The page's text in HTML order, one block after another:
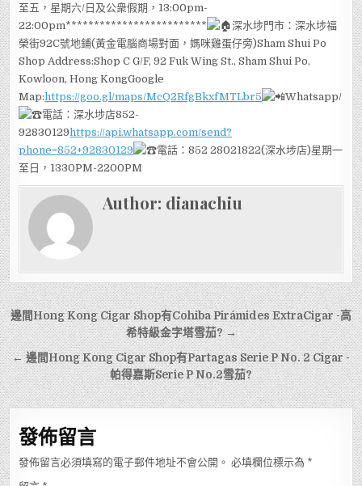
至五，星期六/日及公衆假期，13:00pm-
22:00pm*************************
深水埗門市：深水埗福
榮街92C號地鋪(黃金電腦商場對面，媽咪雞蛋仔旁)Sham Shui Po
Shop Address:Shop C G/F, 92 Fuk Wing St., Sham Shui Po,
Kowloon, Hong KongGoogle
Map:https://goo.gl/maps/McQ2RfgBkxfMTLbr5
Whatsapp/
電話：深水埗店852-
92830129https://api.whatsapp.com/send?
phone=852+92830129
電話：852 28021822(深水埗店)星期一
至日，1330PM-2200PM
Author: dianachiu
文
章
導
覽
邊間Hong Kong Cigar Shop有Cohiba Pirámides ExtraCigar -高
希特級金字塔雪茄? →
← 邊間Hong Kong Cigar Shop有Partagas Serie P No. 2 Cigar -
帕得嘉斯Serie P No.2雪茄?
發佈留言
發佈留言必須填寫的電子郵件地址不會公開。 必填欄位標示為 *